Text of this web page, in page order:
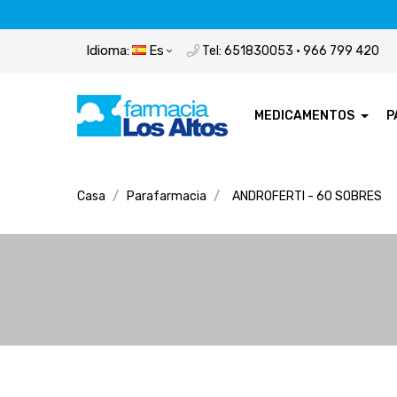
Idioma: Es Tel: 651830053 · 966 799 420
MEDICAMENTOS
Casa Parafarmacia ANDROFERTI - 60 SOBRES